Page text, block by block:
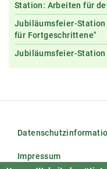
Station: Arbeiten für
Jubiläumsfeier-Station
für Fortgeschrittene"
Jubiläumsfeier-Station
Impressum